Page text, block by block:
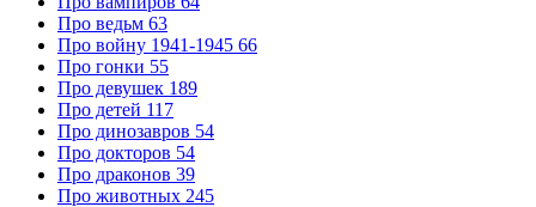
Про ведьм 63
Про войну 1941-1945 66
Про гонки 55
Про девушек 189
Про детей 117
Про динозавров 54
Про докторов 54
Про драконов 39
Про животных 245